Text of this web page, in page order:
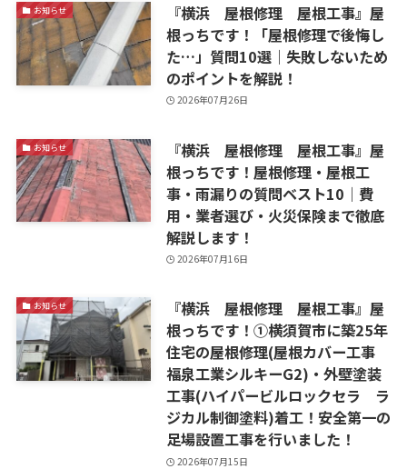
お知らせ
『横浜 屋根修理 屋根工事』屋
根っちです！「屋根修理で後悔し
た…」質問10選｜失敗しないため
のポイントを解説！
2026年07月26日
お知らせ
『横浜 屋根修理 屋根工事』屋
根っちです！屋根修理・屋根工
事・雨漏りの質問ベスト10｜費
用・業者選び・火災保険まで徹底
解説します！
2026年07月16日
お知らせ
『横浜 屋根修理 屋根工事』屋
根っちです！①横須賀市に築25年
住宅の屋根修理(屋根カバー工事
福泉工業シルキーG2)・外壁塗装
工事(ハイパービルロックセラ ラ
ジカル制御塗料)着工！安全第一の
足場設置工事を行いました！
2026年07月15日